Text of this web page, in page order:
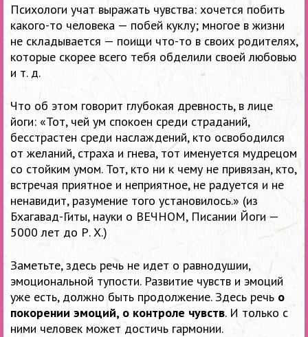
Психологи учат выражать чувства: хочется побить
какого-то человека — побей куклу; многое в жизни
не складывается — поищи что-то в своих родителях,
которые скорее всего тебя обделили своей любовью
и т. д.
Что об этом говорит глубокая древность, в лице
йоги: «Тот, чей ум спокоен среди страданий,
бесстрастен среди наслаждений, кто освободился
от желаний, страха и гнева, тот именуется мудрецом
со стойким умом. Тот, кто ни к чему не привязан, кто,
встречая приятное и неприятное, не радуется и не
ненавидит, разумение того установилось.» (из
Бхагавад-Гиты, науки о ВЕЧНОМ, Писании Йоги —
5000 лет до Р. Х.)
Заметьте, здесь речь не идет о равнодушии,
эмоциональной тупости. Развитие чувств и эмоций
уже есть, должно быть продолжение. Здесь речь о
покорении эмоций, о контроле чувств. И только с
ними человек может достичь гармонии.